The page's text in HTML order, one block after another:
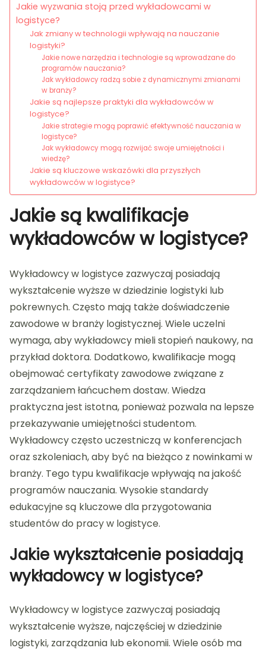
Jakie wyzwania stoją przed wykładowcami w
logistyce?
Jak zmiany w technologii wpływają na nauczanie
logistyki?
Jakie nowe narzędzia i technologie są wprowadzane do
programów nauczania?
Jak wykładowcy radzą sobie z dynamicznymi zmianami
w branży?
Jakie są najlepsze praktyki dla wykładowców w
logistyce?
Jakie strategie mogą poprawić efektywność nauczania w
logistyce?
Jak wykładowcy mogą rozwijać swoje umiejętności i
wiedzę?
Jakie są kluczowe wskazówki dla przyszłych
wykładowców w logistyce?
Jakie są kwalifikacje
wykładowców w logistyce?
Wykładowcy w logistyce zazwyczaj posiadają
wykształcenie wyższe w dziedzinie logistyki lub
pokrewnych. Często mają także doświadczenie
zawodowe w branży logistycznej. Wiele uczelni
wymaga, aby wykładowcy mieli stopień naukowy, na
przykład doktora. Dodatkowo, kwalifikacje mogą
obejmować certyfikaty zawodowe związane z
zarządzaniem łańcuchem dostaw. Wiedza
praktyczna jest istotna, ponieważ pozwala na lepsze
przekazywanie umiejętności studentom.
Wykładowcy często uczestniczą w konferencjach
oraz szkoleniach, aby być na bieżąco z nowinkami w
branży. Tego typu kwalifikacje wpływają na jakość
programów nauczania. Wysokie standardy
edukacyjne są kluczowe dla przygotowania
studentów do pracy w logistyce.
Jakie wykształcenie posiadają
wykładowcy w logistyce?
Wykładowcy w logistyce zazwyczaj posiadają
wykształcenie wyższe, najczęściej w dziedzinie
logistyki, zarządzania lub ekonomii. Wiele osób ma